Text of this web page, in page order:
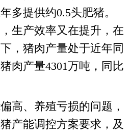
多提供约0.5头肥猪。
生产效率又在提升，在
，猪肉产量处于近年同
肉产量4301万吨，同比
、养殖亏损的问题，
产能调控方案要求，及